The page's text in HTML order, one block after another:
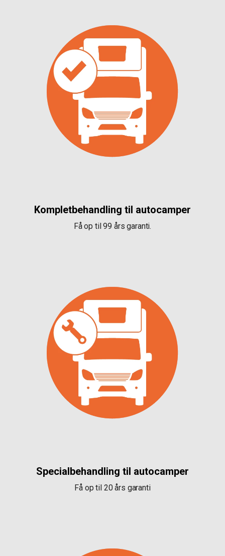
Kompletbehandling til autocamper
Få op til 99 års garanti.
Specialbehandling til autocamper
Få op til 20 års garanti